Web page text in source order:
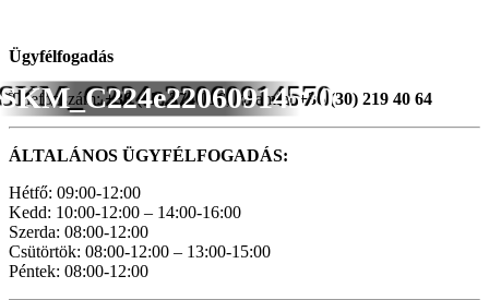
SKM_C224e22060914570
Ügyfélfogadás
Telefonszám:+36 (82) 374 016, valamint+36 (30) 219 40 64
ÁLTALÁNOS ÜGYFÉLFOGADÁS:
Hétfő: 09:00-12:00
Kedd: 10:00-12:00 – 14:00-16:00
Szerda: 08:00-12:00
Csütörtök: 08:00-12:00 – 13:00-15:00
Péntek: 08:00-12:00